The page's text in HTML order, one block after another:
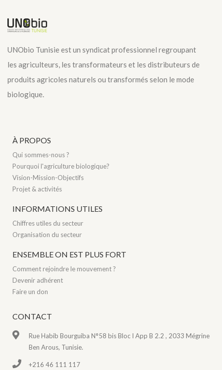
UNObio Tunisie est un syndicat professionnel regroupant
les agriculteurs, les transformateurs et les distributeurs de
produits agricoles naturels ou transformés selon le mode
biologique.
À PROPOS
Qui sommes-nous ?
Pourquoi l'agriculture biologique?
Vision-Mission-Objectifs
Projet & activités
INFORMATIONS UTILES
Chiffres utiles du secteur
Organisation du secteur
ENSEMBLE ON EST PLUS FORT
Comment rejoindre le mouvement ?
Devenir adhérent
Faire un don
CONTACT
Rue Habib Bourguiba N°58 bis Bloc I App B 2.2 , 2033 Mégrine
Ben Arous, Tunisie.
+216 46 111 117